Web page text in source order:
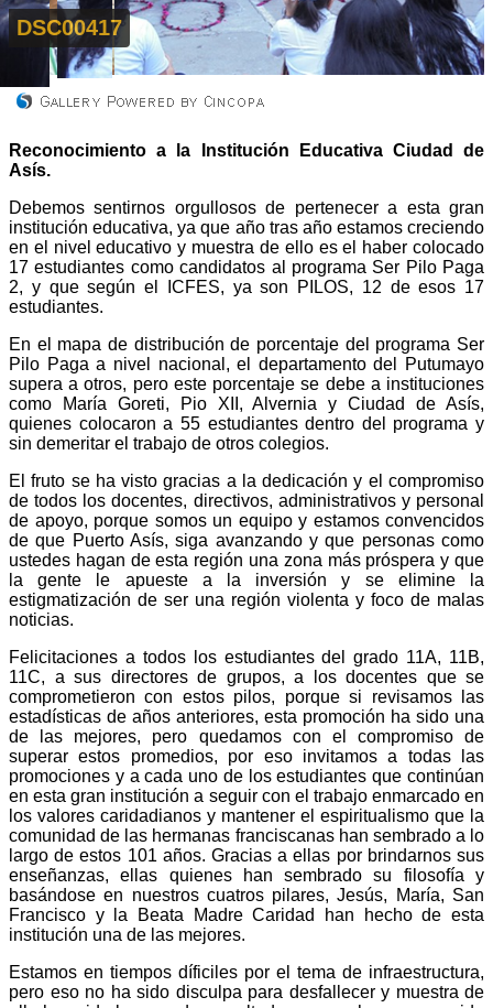
DSC00417
Reconocimiento a la Institución Educativa Ciudad de
Asís.
Debemos sentirnos orgullosos de pertenecer a esta gran
institución educativa, ya que año tras año estamos creciendo
en el nivel educativo y muestra de ello es el haber colocado
17 estudiantes como candidatos al programa Ser Pilo Paga
2, y que según el ICFES, ya son PILOS, 12 de esos 17
estudiantes.
En el mapa de distribución de porcentaje del programa Ser
Pilo Paga a nivel nacional, el departamento del Putumayo
supera a otros, pero este porcentaje se debe a instituciones
como María Goreti, Pio XII, Alvernia y Ciudad de Asís,
quienes colocaron a 55 estudiantes dentro del programa y
sin demeritar el trabajo de otros colegios.
El fruto se ha visto gracias a la dedicación y el compromiso
de todos los docentes, directivos, administrativos y personal
de apoyo, porque somos un equipo y estamos convencidos
de que Puerto Asís, siga avanzando y que personas como
ustedes hagan de esta región una zona más próspera y que
la gente le apueste a la inversión y se elimine la
estigmatización de ser una región violenta y foco de malas
noticias.
Felicitaciones a todos los estudiantes del grado 11A, 11B,
11C, a sus directores de grupos, a los docentes que se
comprometieron con estos pilos, porque si revisamos las
estadísticas de años anteriores, esta promoción ha sido una
de las mejores, pero quedamos con el compromiso de
superar estos promedios, por eso invitamos a todas las
promociones y a cada uno de los estudiantes que continúan
en esta gran institución a seguir con el trabajo enmarcado en
los valores caridadianos y mantener el espiritualismo que la
comunidad de las hermanas franciscanas han sembrado a lo
largo de estos 101 años. Gracias a ellas por brindarnos sus
enseñanzas, ellas quienes han sembrado su filosofía y
basándose en nuestros cuatros pilares, Jesús, María, San
Francisco y la Beata Madre Caridad han hecho de esta
institución una de las mejores.
Estamos en tiempos díficiles por el tema de infraestructura,
pero eso no ha sido disculpa para desfallecer y muestra de